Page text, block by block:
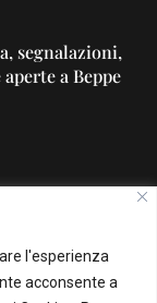
l'esperienza
acconsente a
segnalazioni,
a Beppe
PUBBLICITA'
su questo Blog: